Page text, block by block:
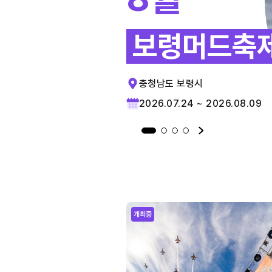
보령머드축
충청남도 보령시
2026.07.24 ~ 2026.08.09
개최중